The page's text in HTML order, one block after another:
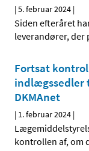
|5. februar 2024 |
Siden efteråret
leverandører, der
Fortsat
indlægssedler
DKMAnet
| 1. februar 2024 |
kontrollen af, om